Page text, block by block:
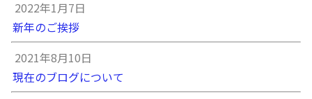
2022年1月7日
新年のご挨拶
2021年8月10日
現在のブログについて